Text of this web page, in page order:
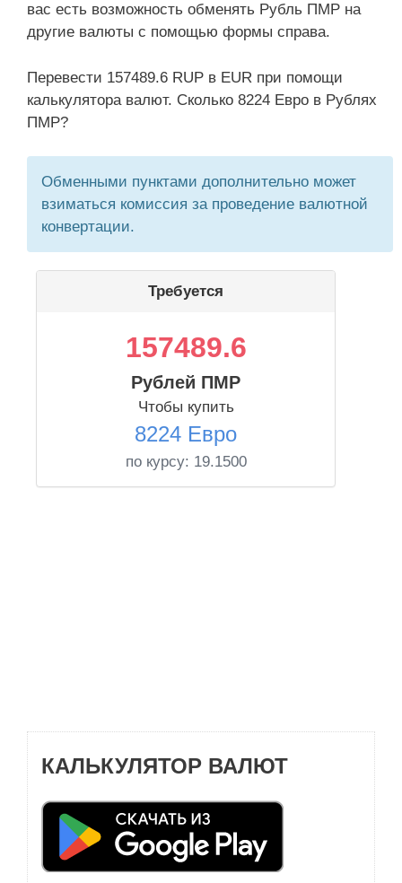
вас есть возможность обменять Рубль ПМР на
другие валюты с помощью формы справа.
Перевести 157489.6 RUP в EUR при помощи
калькулятора валют. Сколько 8224 Евро в Рублях
ПМР?
Обменными пунктами дополнительно может
взиматься комиссия за проведение валютной
конвертации.
Требуется
157489.6
Рублей ПМР
Чтобы купить
8224 Евро
по курсу: 19.1500
КАЛЬКУЛЯТОР ВАЛЮТ